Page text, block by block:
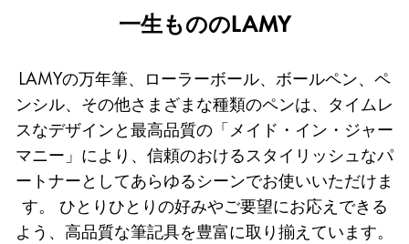
ジェットストリーム
リフィル＆パーツ＆アクセサリー
リフィル
インク
スペアパーツ
ノート
一生もののLAMY
LAMYの万年筆、ローラーボール、ボールペン、ペ
ンシル、その他さまざまな種類のペンは、タイムレ
スなデザインと最高品質の「メイド・イン・ジャー
マニー」により、信頼のおけるスタイリッシュなパ
ートナーとしてあらゆるシーンでお使いいただけま
す。 ひとりひとりの好みやご要望にお応えできる
よう、高品質な筆記具を豊富に取り揃えています。